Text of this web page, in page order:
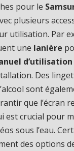
pour le
plusieurs
utilisation. Par
une lanière
d’utilisation
Des
sont
que l’écran
est crucial pour
sous l’eau.
des options